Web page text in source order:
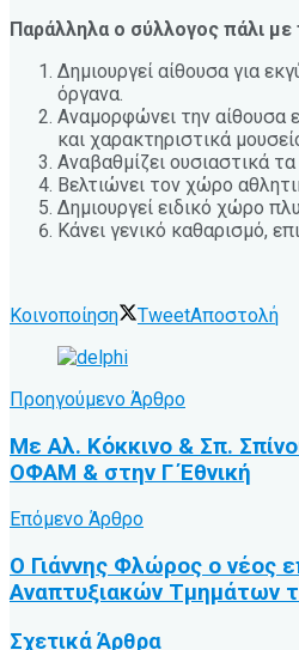
Παράλληλα ο σύλλογος πάλι με
Δημιουργεί αίθουσα για
όργανα.
Αναμορφώνει την αίθουσα
και χαρακτηριστικά
Αναβαθμίζει ουσιαστικά
Βελτιώνει τον χώρο
Δημιουργεί ειδικό χώρο
Κάνει γενικό καθαρισμό,
Κοινοποίηση TweetΑποστολή
Προηγούμενο Άρθρο
Με Αλ. Κόκκινο & Σπ.
ΟΦΑΜ & στην Γ Έθνική
Επόμενο Άρθρο
Ο Γιάννης Φλώρος ο νέος
Αναπτυξιακών Τμημάτων
ΣχετικάΆρθρα